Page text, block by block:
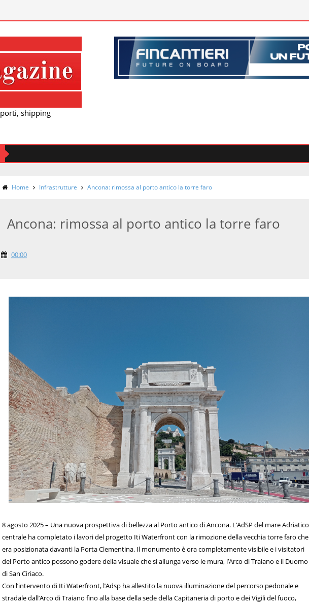
shipping
Home Infrastrutture Ancona: rimossa al porto antico la torre faro
Ancona: rimossa al porto antico la torre faro
00:00
8 agosto 2025 – Una nuova prospettiva di bellezza al Porto antico di Ancona. L’AdSP del mare Adriatico
centrale ha completato i lavori del progetto Iti Waterfront con la rimozione della vecchia torre faro che
era posizionata davanti la Porta Clementina. Il monumento è ora completamente visibile e i visitatori
del Porto antico possono godere della visuale che si allunga verso le mura, l’Arco di Traiano e il Duomo
di San Ciriaco.
Con l’intervento di Iti Waterfront, l’Adsp ha allestito la nuova illuminazione del percorso pedonale e
stradale dall’Arco di Traiano fino alla base della sede della Capitaneria di porto e dei Vigili del fuoco,